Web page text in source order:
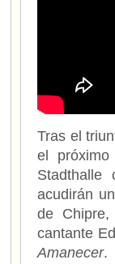
Tras el
el
acudirán
de
cantante
Amanecer.